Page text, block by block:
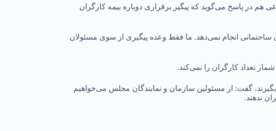
هم در پاسخ می‌گوید که پیگیر برقراری دوباره بیمه کارگران
انجام نمی‌دهد. ما فقط وعده پیگیری از سوی مسئولان
تعداد کارگران را نمی‌کند.
گفت: از مسئولین سازمان و نمایندگان مجلس می‌خواهیم
ندهند.